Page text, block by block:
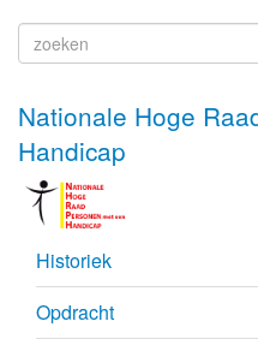
Nationale Hoge
Handicap
Historiek
Opdracht